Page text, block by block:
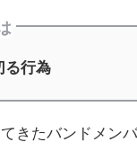
る行為
きたバンドメン